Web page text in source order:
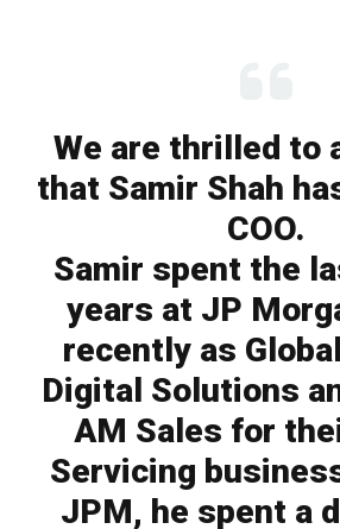
We are thrilled to
that Samir Shah
COO.
Samir spent the
years at JP
recently as
Digital Solutions
AM Sales for
Servicing
JPM, he spent a